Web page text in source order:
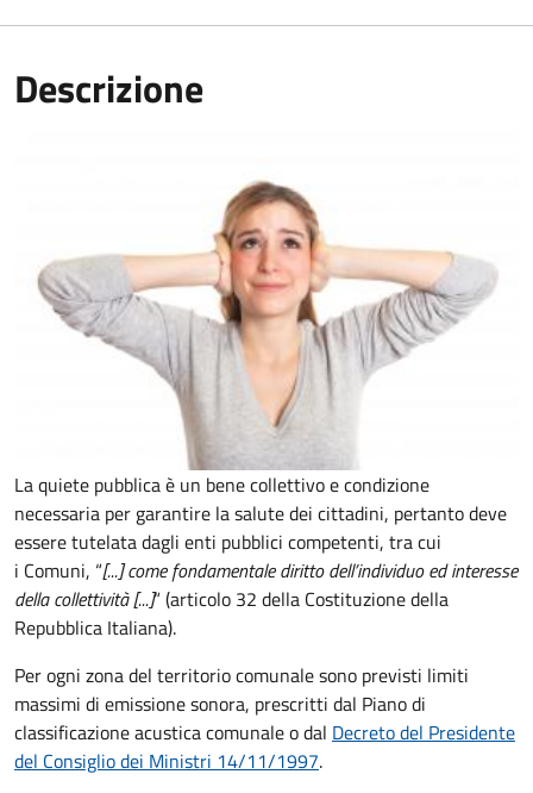
Descrizione
La quiete pubblica è un bene collettivo e condizione
necessaria per garantire la salute dei cittadini, pertanto deve
essere tutelata dagli enti pubblici competenti, tra cui
i Comuni, “[...] come fondamentale diritto dell’individuo ed interesse
della collettività [...]“ (articolo 32 della Costituzione della
Repubblica Italiana).
Per ogni zona del territorio comunale sono previsti limiti
massimi di emissione sonora, prescritti dal Piano di
classificazione acustica comunale o dal Decreto del Presidente
del Consiglio dei Ministri 14/11/1997.